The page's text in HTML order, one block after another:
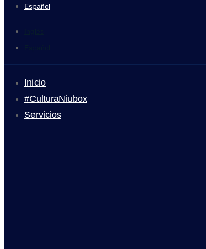
Español
Inicio
#CulturaNiubox
Servicios